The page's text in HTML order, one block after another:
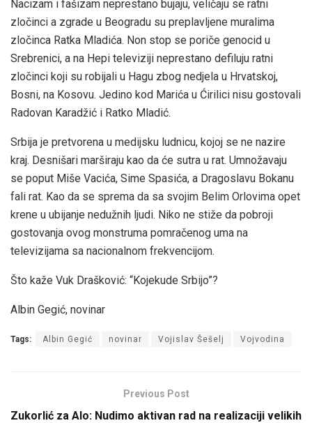
Nacizam i fašizam neprestano bujaju, veličaju se ratni
zločinci a zgrade u Beogradu su preplavljene muralima
zločinca Ratka Mladića. Non stop se poriče genocid u
Srebrenici, a na Hepi televiziji neprestano defiluju ratni
zločinci koji su robijali u Hagu zbog nedjela u Hrvatskoj,
Bosni, na Kosovu. Jedino kod Marića u Ćirilici nisu gostovali
Radovan Karadžić i Ratko Mladić.
Srbija je pretvorena u medijsku ludnicu, kojoj se ne nazire
kraj. Desnišari marširaju kao da će sutra u rat. Umnožavaju
se poput Miše Vacića, Sime Spasića, a Dragoslavu Bokanu
fali rat. Kao da se sprema da sa svojim Belim Orlovima opet
krene u ubijanje nedužnih ljudi. Niko ne stiže da pobroji
gostovanja ovog monstruma pomračenog uma na
televizijama sa nacionalnom frekvencijom.
Što kaže Vuk Drašković: “Kojekude Srbijo”?
Albin Gegić, novinar
Tags: Albin Gegić novinar Vojislav Šešelj Vojvodina
Previous Post
Zukorlić za Alo: Nudimo aktivan rad na realizaciji velikih